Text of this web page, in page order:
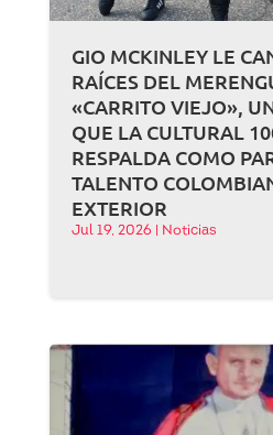
GIO MCKINLEY LE
RAÍCES DEL
«CARRITO VIEJO»,
QUE LA CULTURAL
RESPALDA COMO
TALENTO
EXTERIOR
Jul 19, 2026 Noticias